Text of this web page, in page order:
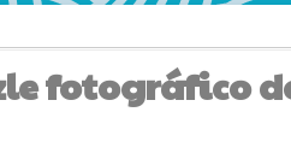
fotográfico